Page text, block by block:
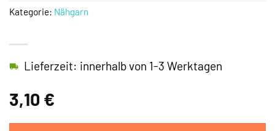
3,10 €
Lieferzeit: innerhalb von 1-3 Werktagen
Kategorie: Nähgarn